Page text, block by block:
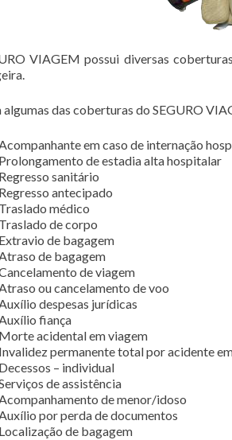
VIAGEM possui diversas
das coberturas do SEGURO
em caso de internação
Prolongamento de estadia alta hospitalar
Regresso sanitário
Regresso antecipado
Traslado médico
Traslado de corpo
Extravio de bagagem
de bagagem
de viagem
ou cancelamento de voo
despesas jurídicas
fiança
Morte acidental em viagem
Invalidez permanente total por acidente
Decessos – individual
de assistência
de menor/idoso
por perda de documentos
Localização de bagagem